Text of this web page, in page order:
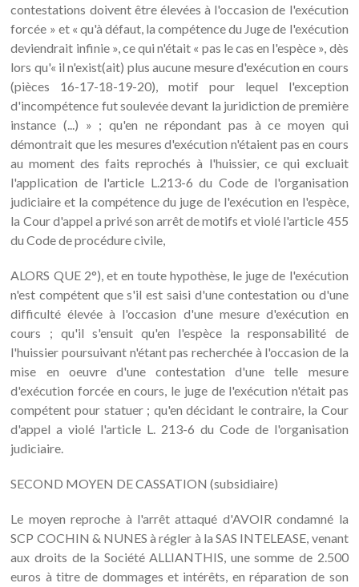
contestations doivent être élevées à l'occasion de l'exécution
forcée » et « qu'à défaut, la compétence du Juge de l'exécution
deviendrait infinie », ce qui n'était « pas le cas en l'espèce », dès
lors qu'« il n'exist(ait) plus aucune mesure d'exécution en cours
(pièces 16-17-18-19-20), motif pour lequel l'exception
d'incompétence fut soulevée devant la juridiction de première
instance (...) » ; qu'en ne répondant pas à ce moyen qui
démontrait que les mesures d'exécution n'étaient pas en cours
au moment des faits reprochés à l'huissier, ce qui excluait
l'application de l'article L.213-6 du Code de l'organisation
judiciaire et la compétence du juge de l'exécution en l'espèce,
la Cour d'appel a privé son arrêt de motifs et violé l'article 455
du Code de procédure civile,
ALORS QUE 2°), et en toute hypothèse, le juge de l'exécution
n'est compétent que s'il est saisi d'une contestation ou d'une
difficulté élevée à l'occasion d'une mesure d'exécution en
cours ; qu'il s'ensuit qu'en l'espèce la responsabilité de
l'huissier poursuivant n'étant pas recherchée à l'occasion de la
mise en oeuvre d'une contestation d'une telle mesure
d'exécution forcée en cours, le juge de l'exécution n'était pas
compétent pour statuer ; qu'en décidant le contraire, la Cour
d'appel a violé l'article L. 213-6 du Code de l'organisation
judiciaire.
SECOND MOYEN DE CASSATION (subsidiaire)
Le moyen reproche à l'arrêt attaqué d'AVOIR condamné la
SCP COCHIN & NUNES à régler à la SAS INTELEASE, venant
aux droits de la Société ALLIANTHIS, une somme de 2.500
euros à titre de dommages et intérêts, en réparation de son